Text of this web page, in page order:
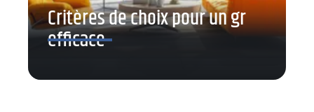
Critères de choix pour un gr
efficace